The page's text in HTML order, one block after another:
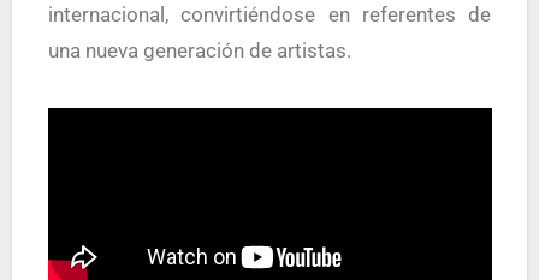
internacional, convirtiéndose en referentes de
una nueva generación de artistas.